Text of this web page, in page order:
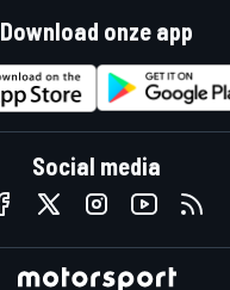
Download onze app
Social media